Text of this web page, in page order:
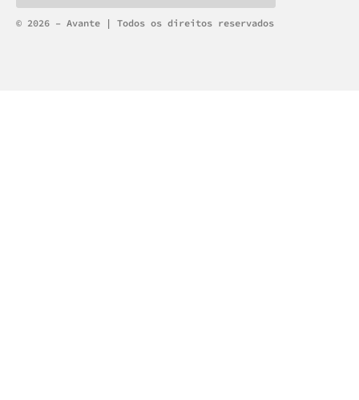
Alternative:
© 2026 – Avante | Todos os direitos reservados